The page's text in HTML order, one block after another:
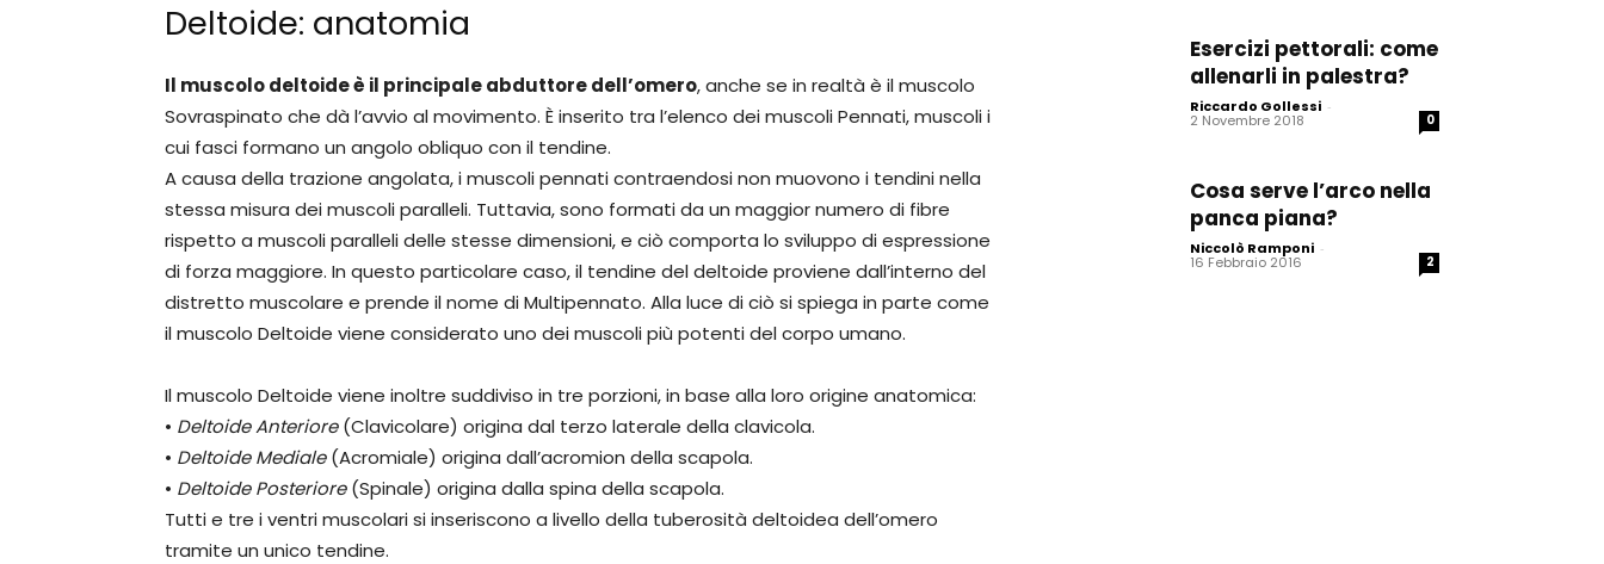
Deltoide: anatomia
Il muscolo deltoide è il principale abduttore dell’omero, anche se in realtà è il muscolo
Sovraspinato che dà l’avvio al movimento. È inserito tra l’elenco dei muscoli Pennati, muscoli i
cui fasci formano un angolo obliquo con il tendine.
A causa della trazione angolata, i muscoli pennati contraendosi non muovono i tendini nella
stessa misura dei muscoli paralleli. Tuttavia, sono formati da un maggior numero di fibre
rispetto a muscoli paralleli delle stesse dimensioni, e ciò comporta lo sviluppo di espressione
di forza maggiore. In questo particolare caso, il tendine del deltoide proviene dall’interno del
distretto muscolare e prende il nome di Multipennato. Alla luce di ciò si spiega in parte come
il muscolo Deltoide viene considerato uno dei muscoli più potenti del corpo umano.
Il muscolo Deltoide viene inoltre suddiviso in tre porzioni, in base alla loro origine anatomica:
• Deltoide Anteriore(Clavicolare) origina dal terzo laterale della clavicola.
• Deltoide Mediale(Acromiale) origina dall’acromion della scapola.
• Deltoide Posteriore(Spinale) origina dalla spina della scapola.
Tutti e tre i ventri muscolari si inseriscono a livello della tuberosità deltoidea dell’omero
tramite un unico tendine.
Esercizi pettorali: come
allenarli in palestra?
Riccardo Gollessi -
2 Novembre 2018 0
Cosa serve l’arco nella
panca piana?
Niccolò Ramponi -
16 Febbraio 2016 2